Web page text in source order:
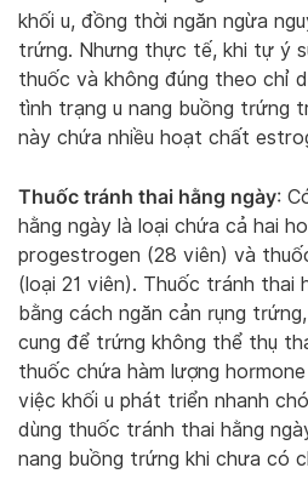
khối u, đồng thời ngăn ngừa
trứng. Nhưng thực tế, khi tự ý
thuốc và không đúng theo chỉ
tình trạng u nang buồng trứng
này chứa nhiều hoạt chất
Thuốc tránh thai hằng ngày:
hằng ngày là loại chứa cả hai
progestrogen (28 viên) và
(loại 21 viên). Thuốc tránh thai
bằng cách ngăn cản rụng
cung để trứng không thể thụ
thuốc chứa hàm lượng
việc khối u phát triển nhanh
dùng thuốc tránh thai hằng
nang buồng trứng khi chưa có